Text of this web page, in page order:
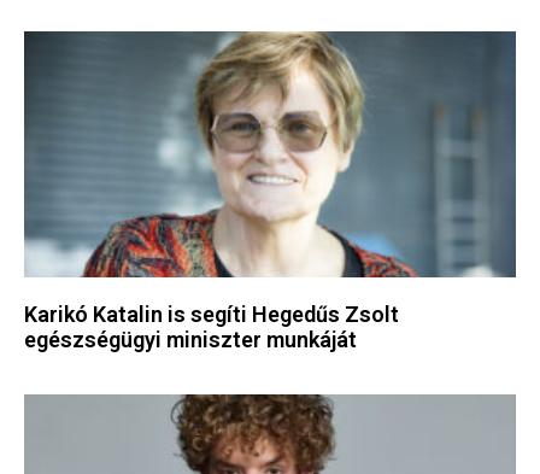
Karikó Katalin is segíti Hegedűs Zsolt
egészségügyi miniszter munkáját